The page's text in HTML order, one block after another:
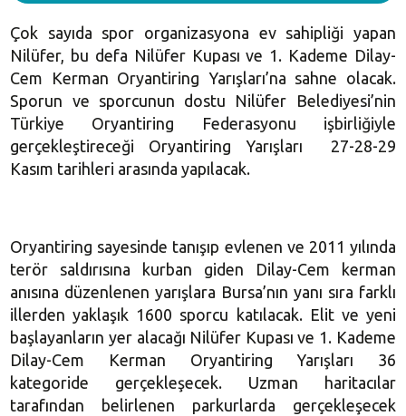
Çok sayıda spor organizasyona ev sahipliği yapan
Nilüfer, bu defa Nilüfer Kupası ve 1. Kademe Dilay-
Cem Kerman Oryantiring Yarışları’na sahne olacak.
Sporun ve sporcunun dostu Nilüfer Belediyesi’nin
Türkiye Oryantiring Federasyonu işbirliğiyle
gerçekleştireceği Oryantiring Yarışları 27-28-29
Kasım tarihleri arasında yapılacak.
Oryantiring sayesinde tanışıp evlenen ve 2011 yılında
terör saldırısına kurban giden Dilay-Cem kerman
anısına düzenlenen yarışlara Bursa’nın yanı sıra farklı
illerden yaklaşık 1600 sporcu katılacak. Elit ve yeni
başlayanların yer alacağı Nilüfer Kupası ve 1. Kademe
Dilay-Cem Kerman Oryantiring Yarışları 36
kategoride gerçekleşecek. Uzman haritacılar
tarafından belirlenen parkurlarda gerçekleşecek